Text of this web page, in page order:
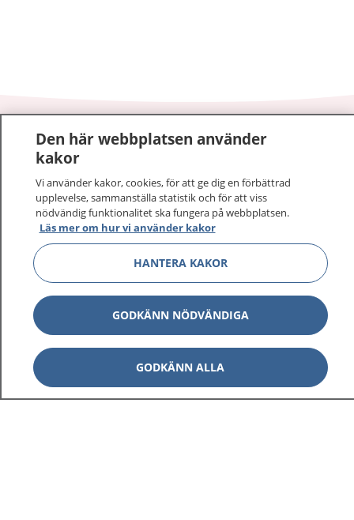
1177–tryggt om din hälsa och vård
På 1177.se får du råd om hälsa och information om
sjukdomar och vilka mottagningar du kan kontakta.
Logga in för att läsa din journal och göra dina
vårdärenden. Ring telefonnummer 1177 för
sjukvårdsrådgivning dygnet runt.
1177 ger dig råd när du vill må bättre.
1177 på flera språk Visa
Den här webbplatsen använder
kakor
Vi använder kakor, cookies, för att ge dig en förbättrad
upplevelse, sammanställa statistik och för att viss
nödvändig funktionalitet ska fungera på webbplatsen.
Läs mer om hur vi använder kakor
HANTERA KAKOR
GODKÄNN NÖDVÄNDIGA
GODKÄNN ALLA